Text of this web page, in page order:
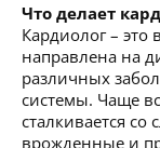
Что делает
Кардиолог – это
направлена на
различных
системы. Чаще
сталкивается
врожденные и